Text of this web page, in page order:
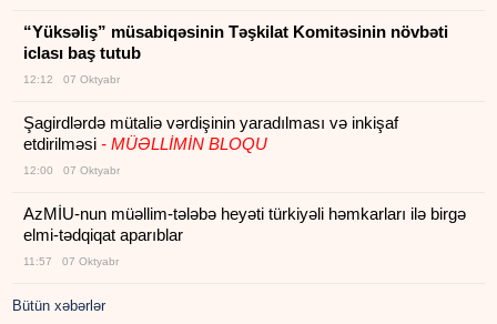
“Yüksəliş” müsabiqəsinin Təşkilat Komitəsinin növbəti
iclası baş tutub
12:12 07 Oktyabr
Şagirdlərdə mütaliə vərdişinin yaradılması və inkişaf
etdirilməsi- MÜƏLLİMİN BLOQU
12:00 07 Oktyabr
AzMİU-nun müəllim-tələbə heyəti türkiyəli həmkarları ilə birgə
elmi-tədqiqat aparıblar
11:57 07 Oktyabr
Bütün xəbərlər